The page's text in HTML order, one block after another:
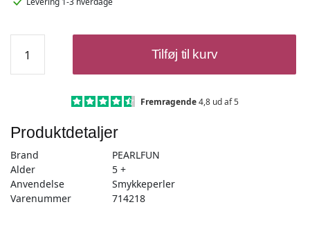
90g
blå/grøn/klar,
Tilføj til kurv
Fremragende4,8 ud af 5
Produktdetaljer
Brand
PEARLFUN
Alder
5 +
Anvendelse
Smykkeperler
Varenummer
714218